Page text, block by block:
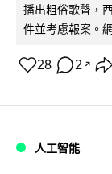
播出粗俗歌聲，
件並考慮報案。
28 2 ↗
人工智能